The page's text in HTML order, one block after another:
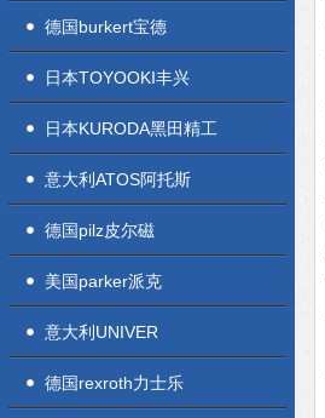
德国burkert宝德
日本TOYOOKI丰兴
日本KURODA黑田精工
意大利ATOS阿托斯
德国pilz皮尔磁
美国parker派克
意大利UNIVER
德国rexroth力士乐